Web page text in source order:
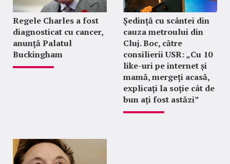
Regele Charles a fost
diagnosticat cu cancer,
anunță Palatul
Buckingham
Ședință cu scântei din
cauza metroului din
Cluj. Boc, către
consilierii USR: „Cu 10
like-uri pe internet și
mamă, mergeți acasă,
explicați la soție cât de
bun ați fost astăzi”